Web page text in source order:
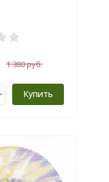
1 380 руб.
Купить